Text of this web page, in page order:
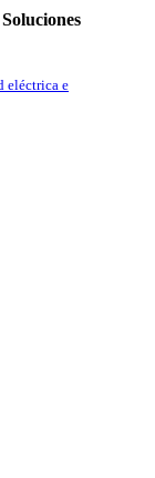
eléctrica e